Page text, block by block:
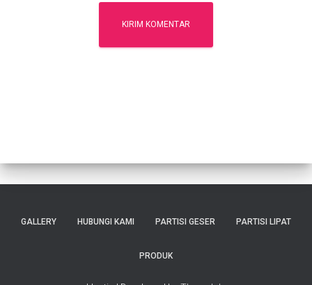
GALLERY HUBUNGI KAMI PARTISI GESER PARTISI LIPAT
PRODUK